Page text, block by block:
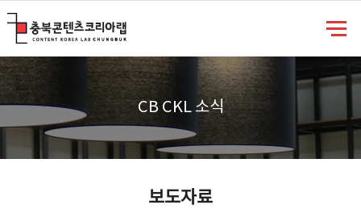
CB CKL 소식
보도자료